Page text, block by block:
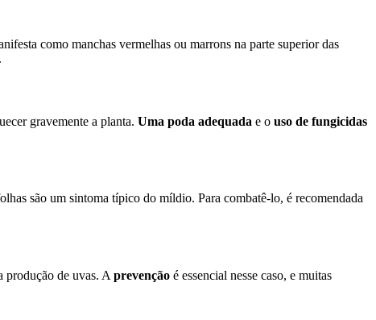
como manchas vermelhas ou marrons na parte superior das
.
gravemente a planta. Uma poda adequada e o uso de fungicidas
são um sintoma típico do míldio. Para combatê-lo, é recomendada
produção de uvas. A prevenção é essencial nesse caso, e muitas